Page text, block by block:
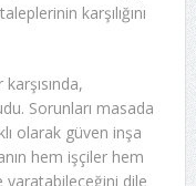
karşılığını
Sorunları masada
olarak güven inşa
hem işçiler hem
yaratabileceğini dile